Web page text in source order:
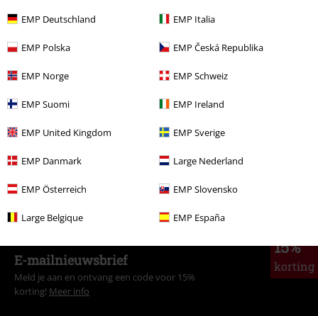
EMP Deutschland EMP Italia
EMP Polska EMP Česká Republika
EMP Norge EMP Schweiz
EMP Suomi EMP Ireland
EMP United Kingdom EMP Sverige
EMP Danmark Large Nederland
EMP Österreich EMP Slovensko
Large Belgique EMP España
Meer categorieën. Meer opties.
Stijlen Streetwear Streetwear vrouwen
Stijlen Basics
Kleding & accessoires Bovenkant Tops
Kledingmerken Vrouwen RED by EMP
Kledingmerken Vrouwen
15%
korting
E-mailnieuwsbrief
Meld je aan en ontvang een code voor 15%
korting! Meer info